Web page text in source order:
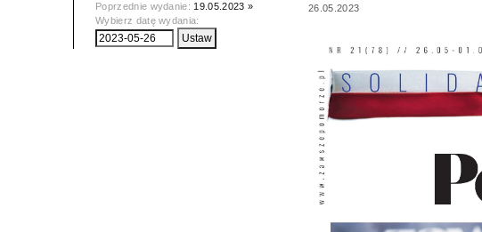
Poprzednie wydanie: 19.05.2023 »
Wybierz datę wydania:
26.05.2023